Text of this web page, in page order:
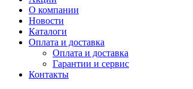
О компании
Новости
Каталоги
Оплата и доставка
Оплата и доставка
Гарантии и сервис
Контакты